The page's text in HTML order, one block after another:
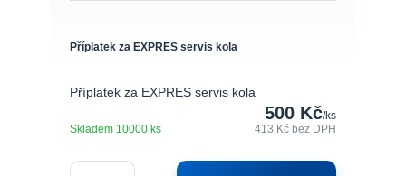
Příplatek za EXPRES servis kola
Příplatek za EXPRES servis kola
500 Kč/ks
413 Kč bez DPH
Skladem 10000 ks